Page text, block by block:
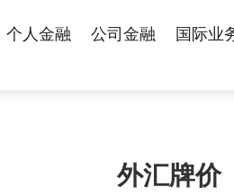
个人金融 公司金融 国际业
外汇牌价